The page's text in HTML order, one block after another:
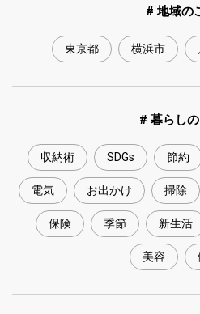
# 地域の
東京都 横浜市
# 暮らし
収納術 SDGs 節約
電気 お出かけ 掃除
保険 季節 新生活
美容